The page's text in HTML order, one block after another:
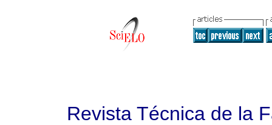
Revista Técnica de la